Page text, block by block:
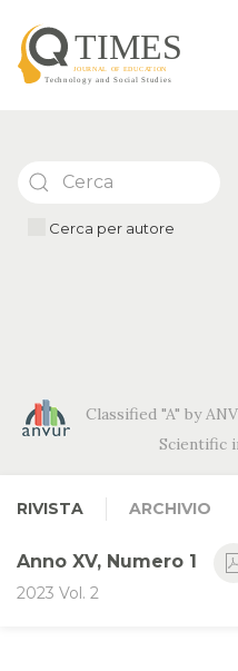
Cerca per autore
Classified "A" by
Scientific
RIVISTA ARCHIVIO
Anno XV, Numero 1
2023 Vol. 2